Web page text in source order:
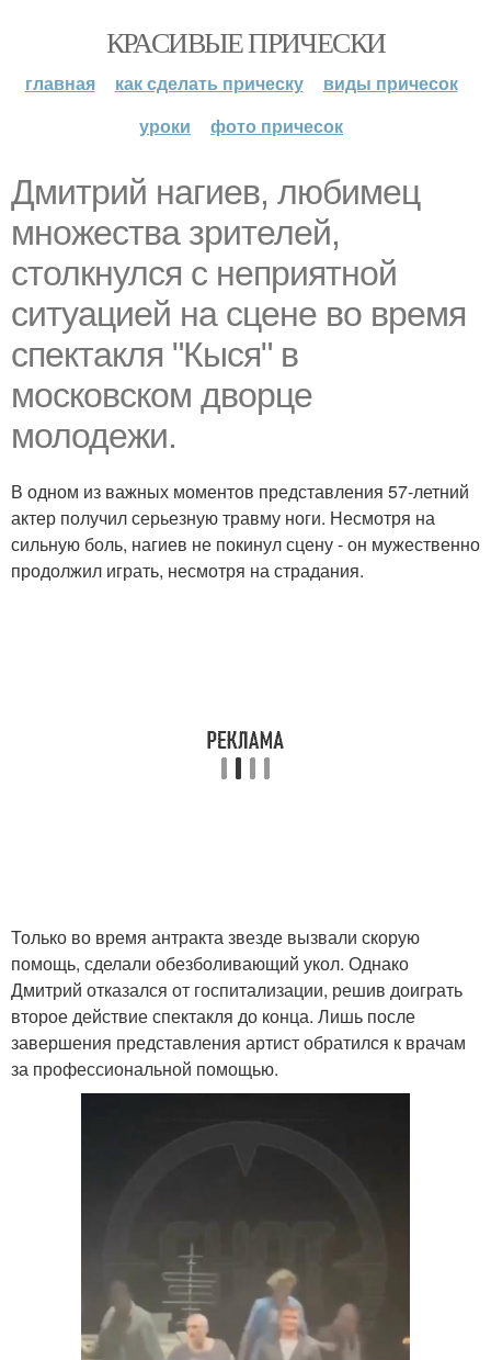
КРАСИВЫЕ ПРИЧЕСКИ
главная как сделать прическу
виды причесок
уроки
фото причесок
Дмитрий нагиев, любимец
множества зрителей,
столкнулся с неприятной
ситуацией на сцене во время
спектакля "Кыся" в
московском дворце
молодежи.
В одном из важных моментов представления 57-летний
актер получил серьезную травму ноги. Несмотря на
сильную боль, нагиев не покинул сцену - он мужественно
продолжил играть, несмотря на страдания.
Только во время антракта звезде вызвали скорую
помощь, сделали обезболивающий укол. Однако
Дмитрий отказался от госпитализации, решив доиграть
второе действие спектакля до конца. Лишь после
завершения представления артист обратился к врачам
за профессиональной помощью.